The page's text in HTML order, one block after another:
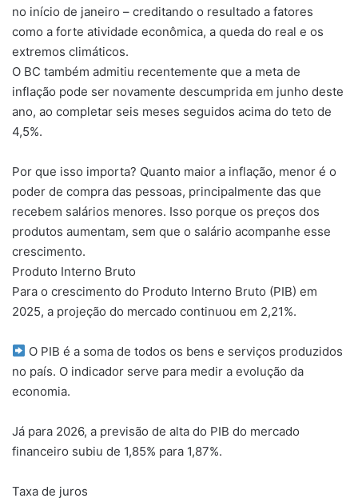
no início de janeiro – creditando o resultado a fatores
como a forte atividade econômica, a queda do real e os
extremos climáticos.
O BC também admitiu recentemente que a meta de
inflação pode ser novamente descumprida em junho deste
ano, ao completar seis meses seguidos acima do teto de
4,5%.
Por que isso importa? Quanto maior a inflação, menor é o
poder de compra das pessoas, principalmente das que
recebem salários menores. Isso porque os preços dos
produtos aumentam, sem que o salário acompanhe esse
crescimento.
Produto Interno Bruto
Para o crescimento do Produto Interno Bruto (PIB) em
2025, a projeção do mercado continuou em 2,21%.
O PIB é a soma de todos os bens e serviços produzidos
no país. O indicador serve para medir a evolução da
economia.
Já para 2026, a previsão de alta do PIB do mercado
financeiro subiu de 1,85% para 1,87%.
Taxa de juros